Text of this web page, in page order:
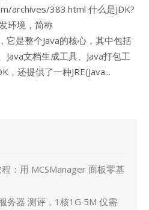
archives/383.html 什么是JDK?
环境，简称
它是整个Java的核心，其中包括
Java文档生成工具、Java打包工
，还提供了一种JRE(Java...
：用 MCSManager 面板零基
务器 测评，1核1G 5M 仅需